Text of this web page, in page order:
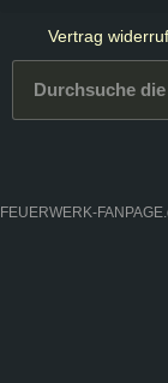
Vertrag
FEUERWERK-